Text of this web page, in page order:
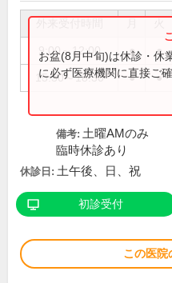
9:00～12:00 ● ●
15:30～18:30 ● ●
お盆(8月中旬)は休診・休
に必ず医療機関に直接ご
備考: 土曜AMのみ
臨時休診あり
休診日: 土午後、日、祝
初診受付
この医院